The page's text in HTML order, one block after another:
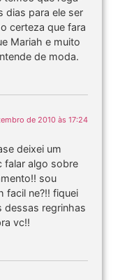
dias para ele ser
certeza que fara
Mariah e muito
de moda.
de 2010 às 17:24
deixei um
falar algo sobre
sou
facil ne?!! fiquei
dessas regrinhas
vc!!